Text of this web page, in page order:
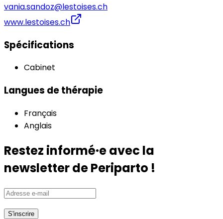
vania.sandoz@lestoises.ch
www.lestoises.ch
Spécifications
Cabinet
Langues de thérapie
Français
Anglais
Restez informé·e avec la
newsletter de Periparto !
S'inscrire